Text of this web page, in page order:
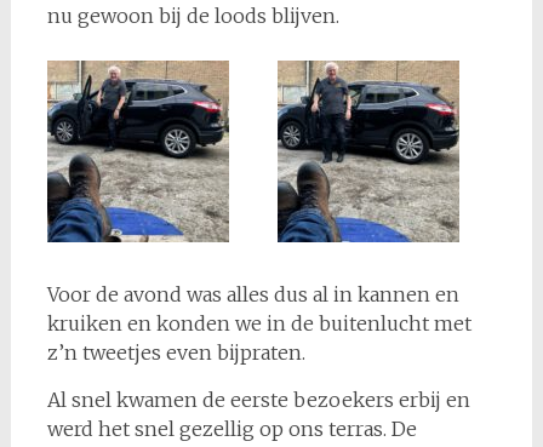
nu gewoon bij de loods blijven.
Voor de avond was alles dus al in kannen en
kruiken en konden we in de buitenlucht met
z’n tweetjes even bijpraten.
Al snel kwamen de eerste bezoekers erbij en
werd het snel gezellig op ons terras. De